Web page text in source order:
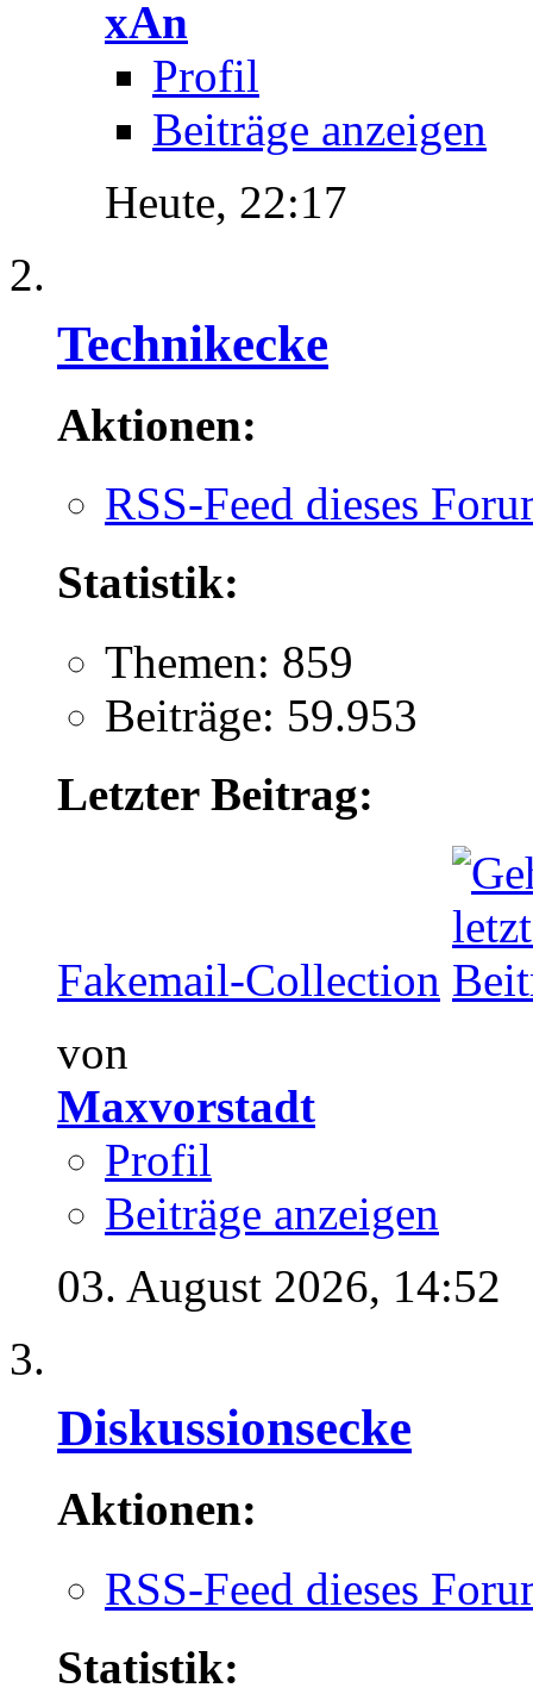
xAn
Profil
Beiträge anzeigen
Heute, 22:17
Technikecke
Aktionen:
RSS-Feed dieses
Statistik:
Themen: 859
Beiträge: 59.953
Letzter Beitrag:
Fakemail-Collection
von
Maxvorstadt
Profil
Beiträge anzeigen
03. August 2026, 14:52
Diskussionsecke
Aktionen:
RSS-Feed dieses
Statistik: